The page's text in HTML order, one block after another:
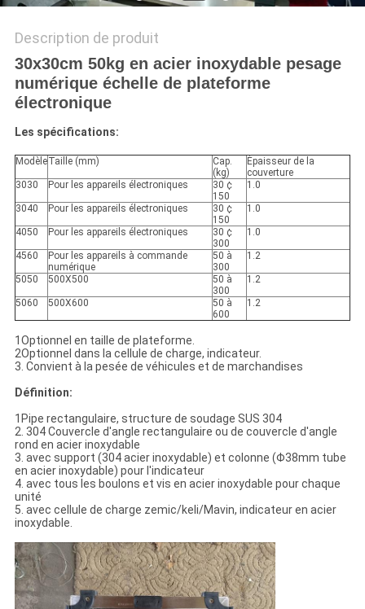
PLAN
DU
SITE
PRIVACY
POLICY
Description de produit
30x30cm 50kg en acier inoxydable pesage
numérique échelle de plateforme
électronique
Les spécifications:
ModèleTaille (mm)
Cap.
(kg)
Épaisseur de la
couverture
3030
Pour les appareils électroniques
30 ¢
150
1.0
3040 Pour les appareils électroniques
30 ¢
150
1.0
4050 Pour les appareils électroniques
30 ¢
300
1.0
4560
Pour les appareils à commande
numérique
50 à
300
1.2
5050 500X500
50 à
300
1.2
5060 500X600
50 à
600
1.2
1Optionnel en taille de plateforme.
2Optionnel dans la cellule de charge, indicateur.
3. Convient à la pesée de véhicules et de marchandises
Définition:
1Pipe rectangulaire, structure de soudage SUS 304
2. 304 Couvercle d'angle rectangulaire ou de couvercle d'angle
rond en acier inoxydable
3. avec support (304 acier inoxydable) et colonne (Φ38mm tube
en acier inoxydable) pour l'indicateur
4. avec tous les boulons et vis en acier inoxydable pour chaque
unité
5. avec cellule de charge zemic/keli/Mavin, indicateur en acier
inoxydable.